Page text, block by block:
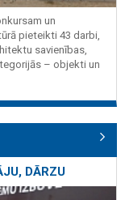
un
pieteikti 43 darbi,
savienības,
– objekti un
DĀRZU